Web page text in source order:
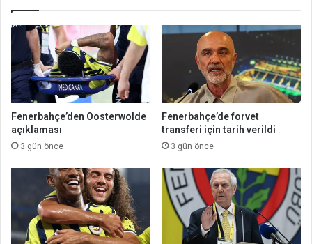
Fenerbahçe’den Oosterwolde
açıklaması
3 gün önce
Fenerbahçe’de forvet
transferi için tarih verildi
3 gün önce